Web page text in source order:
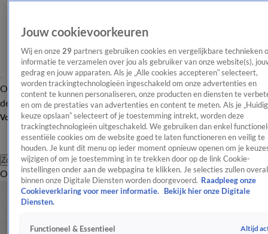
OverzichtAfleveringen Entertainment TV Algemeen
Tip
de redactieNieuwsbrief
Volg Shownieuws
Zoeken
OverzichtEntertainmentSpraakmakendRealityCrimeVideo's
Jouw cookievoorkeuren
Wij en onze 29 partners gebruiken cookies en vergelijkbare technieken
informatie te verzamelen over jou als gebruiker van onze website(s),
gedrag en jouw apparaten. Als je „Alle cookies accepteren” selecteert,
worden trackingtechnologieën ingeschakeld om onze advertenties en
content te kunnen personaliseren, onze producten en diensten te
en om de prestaties van advertenties en content te meten. Als je
keuze opslaan” selecteert of je toestemming intrekt, worden deze
trackingtechnologieën uitgeschakeld. We gebruiken dan enkel
essentiële cookies om de website goed te laten functioneren en veilig te
houden. Je kunt dit menu op ieder moment opnieuw openen om je
wijzigen of om je toestemming in te trekken door op de link Cookie-
instellingen onder aan de webpagina te klikken. Je selecties zullen overal
binnen onze Digitale Diensten worden doorgevoerd. Raadpleeg onze
Cookieverklaring voor meer informatie.
Bekijk hier onze Digitale
Diensten.
Functioneel & Essentieel Altijd